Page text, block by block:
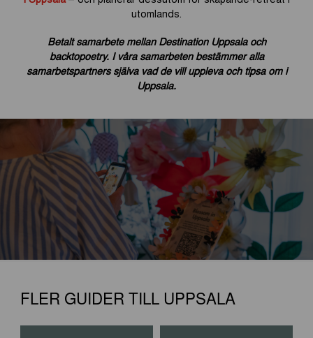
utomlands.
Betalt samarbete mellan Destination Uppsala och
backtopoetry. I våra samarbeten bestämmer alla
samarbetspartners själva vad de vill uppleva och tipsa om i
Uppsala.
FLER GUIDER TILL UPPSALA